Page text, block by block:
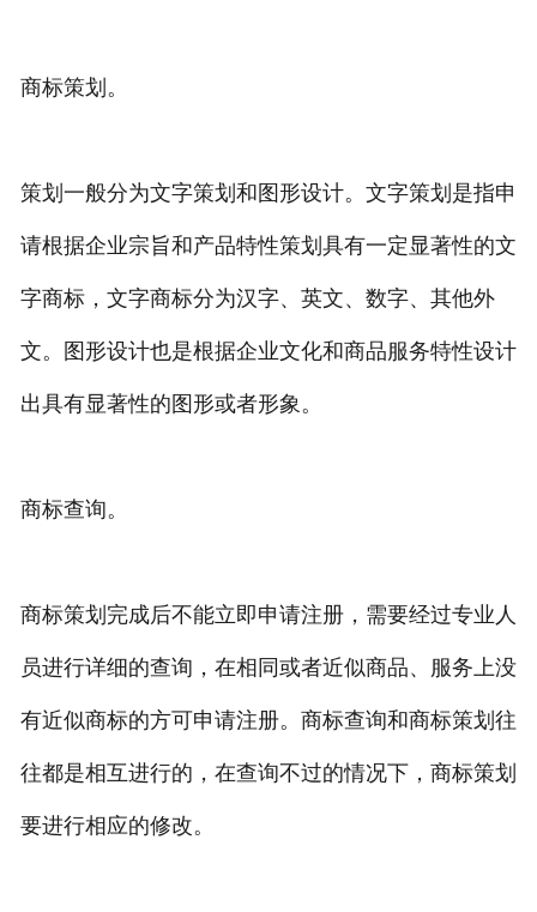
商标策划。
策划一般分为文字策划和图形设计。文字策划是指申
请根据企业宗旨和产品特性策划具有一定显著性的文
字商标，文字商标分为汉字、英文、数字、其他外
文。图形设计也是根据企业文化和商品服务特性设计
出具有显著性的图形或者形象。
商标查询。
商标策划完成后不能立即申请注册，需要经过专业人
员进行详细的查询，在相同或者近似商品、服务上没
有近似商标的方可申请注册。商标查询和商标策划往
往都是相互进行的，在查询不过的情况下，商标策划
要进行相应的修改。